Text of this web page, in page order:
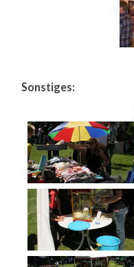
Sonstiges: